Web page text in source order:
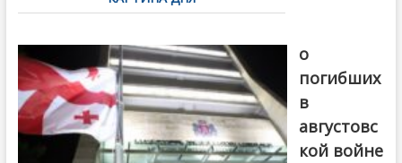
записям
о
погибших
в
августовс
кой войне